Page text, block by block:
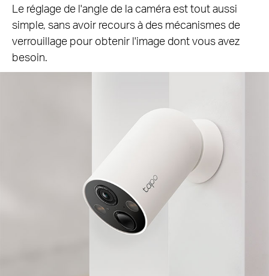
Le réglage de l'angle de la caméra est tout aussi
simple, sans avoir recours à des mécanismes de
verrouillage pour obtenir l'image dont vous avez
besoin.